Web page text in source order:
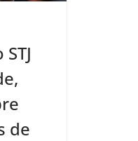
de